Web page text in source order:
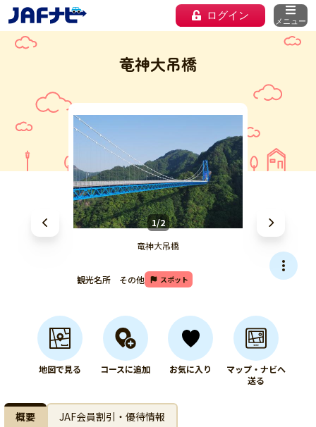
ログイン メニュー
竜神大吊橋
1/2
竜神大吊橋
観光名所 その他 スポット
地図で見る コースに追加 お気に入り
マップ・ナビへ
送る
概要 JAF会員割引・優待情報